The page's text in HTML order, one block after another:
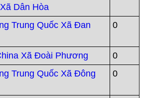
Dân Hòa
Trung Quốc Xã Đan
0
Xã Đoài Phương
0
Trung Quốc Xã Đông
0